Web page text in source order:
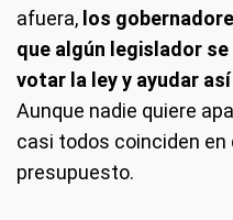
afuera, los
que algún legislador
votar la ley y ayudar
Aunque nadie quiere
casi todos coinciden en
presupuesto.